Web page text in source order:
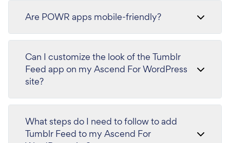
Are POWR apps mobile-friendly?
Can I customize the look of the Tumblr
Feed app on my Ascend For WordPress
site?
What steps do I need to follow to add
Tumblr Feed to my Ascend For